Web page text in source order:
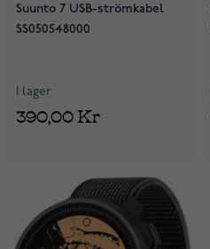
Suunto 7 USB-strömkabel
SS050548000
I lager
390,00 Kr